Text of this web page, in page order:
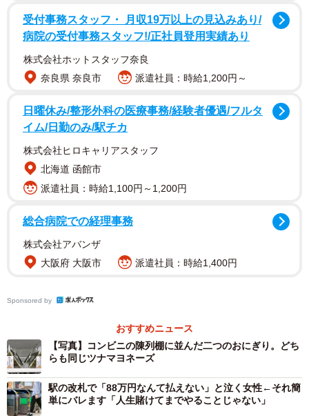
コンビニの陳列棚に並んだ二つのおにぎり。どちらも同じ
にぎりの賞味期限を考えると、この数日で1割以上も値上が
りしてしまったというわけだ。
元ヒゲのZUNDAさんにお話を聞いた。
ZUNDA：最近、少しずつ食品などの価格が上昇しているこ
とに気が付いていましたが、まさか価格が変わる瞬間を見
だけ物が並んでいるので何か説明があるのかと思いきや、
げる時は黙って行うものだと痛感しました。
ーー近年の物価高騰について。
ZUNDA：諸外国に比べて日本の物価の上昇ペースが明らか
受付事務スタッフ・ 月収19万以上の見込みあり/
病院の受付事務スタッフ!/正社員登用実績あり
株式会社ホットスタッフ奈良
奈良県 奈良市
派遣社員：時給1,200円～
日曜休み/整形外科の医療事務/経験者優遇/フルタ
イム/日勤のみ/駅チカ
株式会社ヒロキャリアスタッフ
北海道 函館市
派遣社員：時給1,100円～1,200円
総合病院での経理事務
株式会社アバンザ
大阪府 大阪市
派遣社員：時給1,400円
Sponsored by
おすすめニュース
【写真】コンビニの陳列棚に並んだ二つのおにぎり。どち
らも同じツナマヨネーズ
駅の改札で「88万円なんて払えない」と泣く女性←それ簡
単にバレます「人生賭けてまでやることじゃない」